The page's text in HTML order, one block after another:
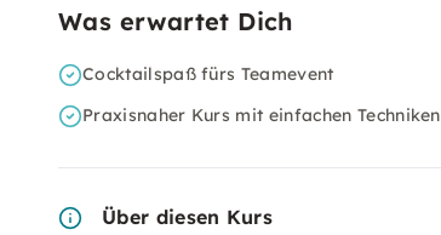
Was erwartet Dich
Cocktailspaß fürs Teamevent
Praxisnaher Kurs mit einfachen Techniken
Über diesen Kurs